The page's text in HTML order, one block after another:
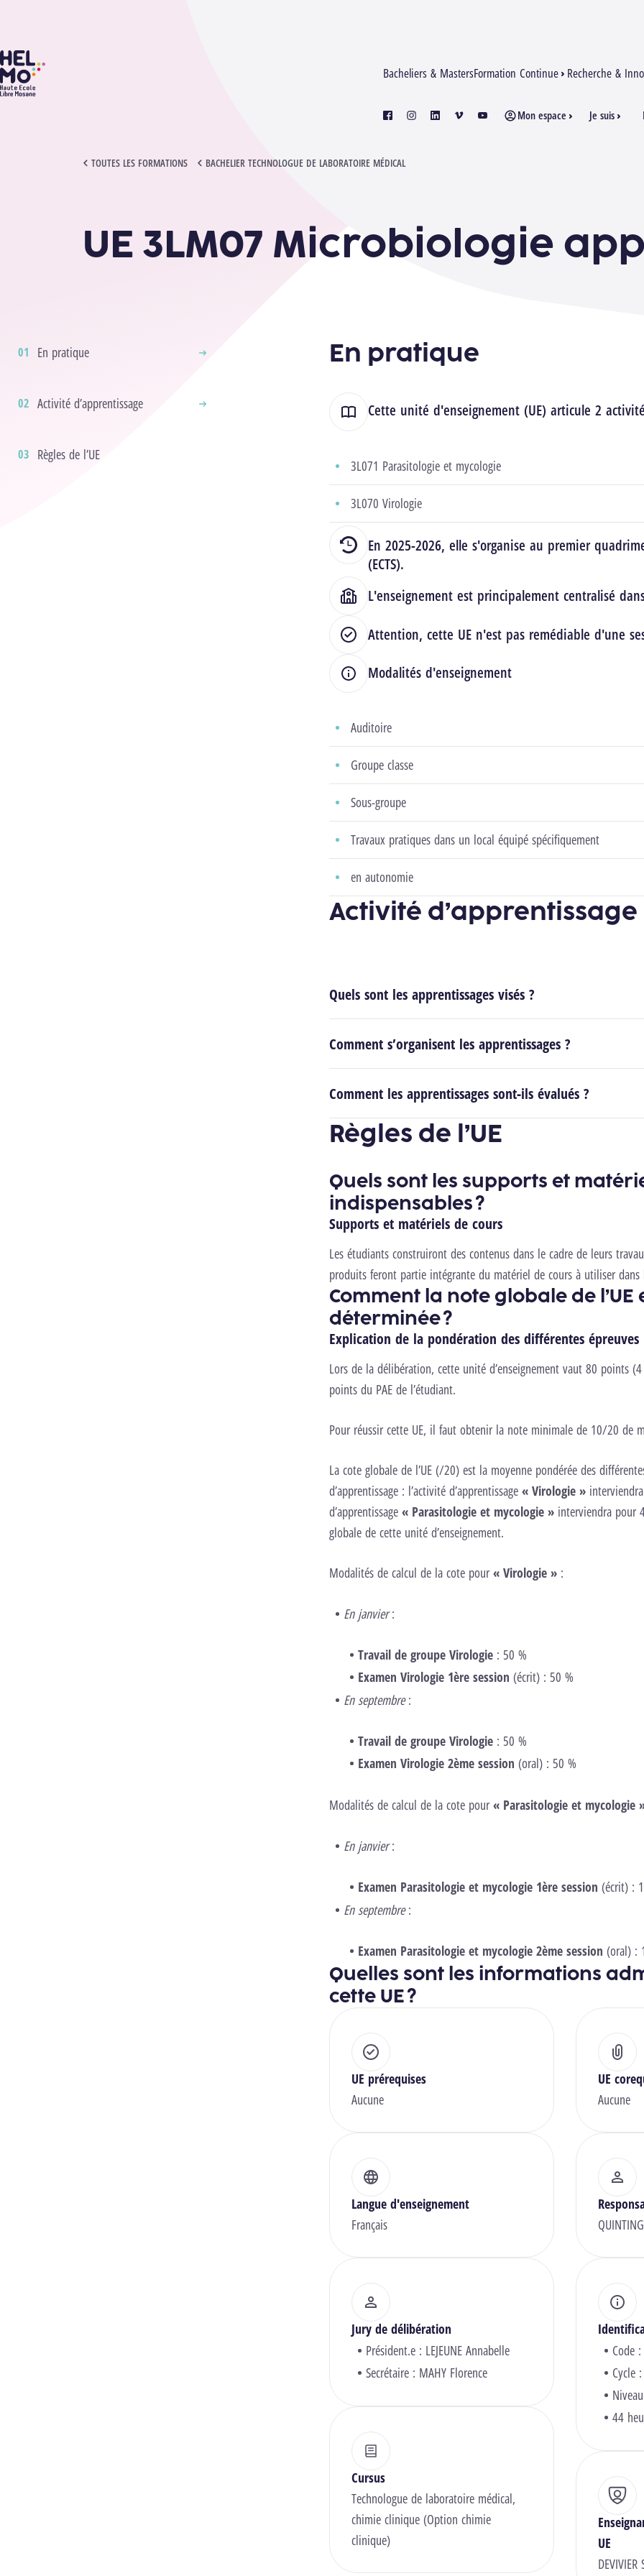
HELMo
Bacheliers & MastersFormation Continue Recherche &
Mon espace Je suis
facebookinstagramlinkedinvimeo youtube
TOUTES LES FORMATIONS BACHELIER TECHNOLOGUE DE LABORATOIRE MÉDICAL
UE 3LM07 MICROBIOLOGIE APPLIQUÉE
UE 3LM07 Microbiologie
En pratique
Activité d’apprentissage
Règles de l’UE
En pratique
Cette unité d'enseignement (UE) articule 2
3L071 Parasitologie et mycologie
3L070 Virologie
En 2025-2026, elle s'organise au premier
(ECTS).
L'enseignement est principalement centralisé
Attention, cette UE n'est pas remédiable d'une
Modalités d'enseignement
Auditoire
Groupe classe
Sous-groupe
Travaux pratiques dans un local équipé spécifiquement
en autonomie
Activité d’apprentissage
Quels sont les apprentissages visés ?
Comment s’organisent les apprentissages ?
Comment les apprentissages sont-ils évalués ?
Règles de l’UE
Quels sont les supports et
indispensables ?
Supports et matériels de cours
Les étudiants construiront des contenus dans le cadre de leurs
produits feront partie intégrante du matériel de cours à utiliser
Comment la note globale de l’UE
déterminée ?
Explication de la pondération des différentes épreuves
Lors de la délibération, cette unité d’enseignement vaut 80 points
points du PAE de l’étudiant.
Pour réussir cette UE, il faut obtenir la note minimale de 10/20 de
La cote globale de l’UE (/20) est la moyenne pondérée des
d’apprentissage : l’activité d’apprentissage« Virologie »
d’apprentissage« Parasitologie et mycologie » interviendra pour
globale de cette unité d’enseignement.
Modalités de calcul de la cote pour« Virologie » :
En janvier:
Travail de groupe Virologie : 50 %
Examen Virologie 1ère session (écrit) : 50 %
En septembre:
Travail de groupe Virologie : 50 %
Examen Virologie 2ème session (oral) : 50 %
Modalités de calcul de la cote pour« Parasitologie et mycologie
En janvier:
Examen Parasitologie et mycologie 1ère session (écrit) :
En septembre:
Examen Parasitologie et mycologie 2ème session (oral) :
Quelles sont les informations
cette UE ?
UE prérequises
Aucune
UE
Aucune
Langue d'enseignement
Français
Jury de délibération
Président.e : LEJEUNE Annabelle
Secrétaire : MAHY Florence
Code
Cycle
44
Cursus
Technologue de laboratoire médical,
chimie clinique (Option chimie
clinique)
UE